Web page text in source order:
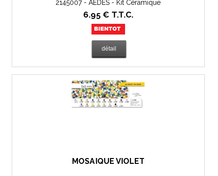
2145007 - AEDES - Kit Céramique
6.95 € T.T.C.
MOSAÏQUE VIOLET